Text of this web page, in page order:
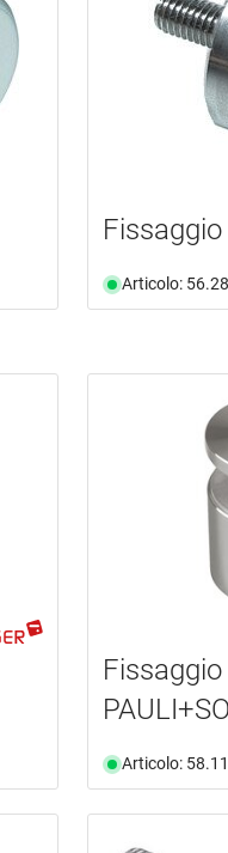
Articolo:
Articolo: